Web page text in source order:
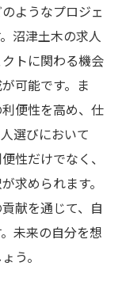
ようなプロジェ
沼津土木の求人
トに関わる機会
可能です。ま
便性を高め、仕
選びにおいて
性だけでなく、
求められます。
献を通じて、自
未来の自分を想
う。